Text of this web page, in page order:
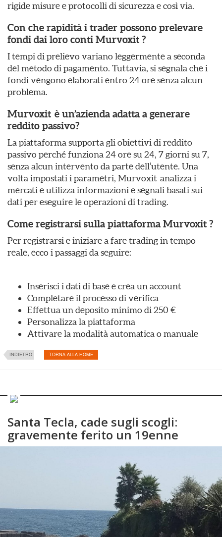
rigide misure e protocolli di sicurezza e così via.
Con che rapidità i trader possono prelevare
fondi dai loro conti Murvoxit ?
I tempi di prelievo variano leggermente a seconda
del metodo di pagamento. Tuttavia, si segnala che i
fondi vengono elaborati entro 24 ore senza alcun
problema.
Murvoxit è un’azienda adatta a generare
reddito passivo?
La piattaforma supporta gli obiettivi di reddito
passivo perché funziona 24 ore su 24, 7 giorni su 7,
senza alcun intervento da parte dell’utente. Una
volta impostati i parametri, Murvoxit analizza i
mercati e utilizza informazioni e segnali basati sui
dati per eseguire le operazioni di trading.
Come registrarsi sulla piattaforma Murvoxit ?
Per registrarsi e iniziare a fare trading in tempo
reale, ecco i passaggi da seguire:
Inserisci i dati di base e crea un account
Completare il processo di verifica
Effettua un deposito minimo di 250 €
Personalizza la piattaforma
Attivare la modalità automatica o manuale
INDIETRO TORNA ALLA HOME
Santa Tecla, cade sugli scogli:
gravemente ferito un 19enne